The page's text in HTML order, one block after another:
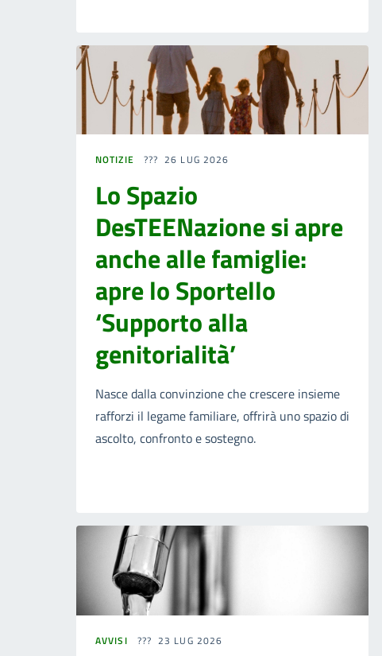
NOTIZIE 26 LUG 2026
Lo Spazio
DesTEENazione si apre
anche alle famiglie:
apre lo Sportello
‘Supporto alla
genitorialità’
Nasce dalla convinzione che crescere insieme
rafforzi il legame familiare, offrirà uno spazio di
ascolto, confronto e sostegno.
AVVISI 23 LUG 2026